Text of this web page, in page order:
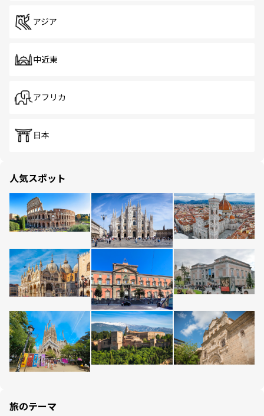
アジア
中近東
アフリカ
日本
人気スポット
旅のテーマ